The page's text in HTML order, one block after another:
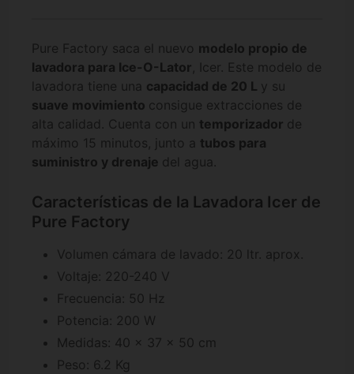
Pure Factory saca el nuevo modelo propio de
lavadora para Ice-O-Lator, Icer. Este modelo de
lavadora tiene una capacidad de 20 L y su
suave movimiento consigue extracciones de
alta calidad. Cuenta con un temporizador de
máximo 15 minutos, junto a tubos para
suministro y drenaje del agua.
Características de la Lavadora Icer de
Pure Factory
Volumen cámara de lavado: 20 ltr. aprox.
Voltaje: 220-240 V
Frecuencia: 50 Hz
Potencia: 200 W
Medidas: 40 x 37 x 50 cm
Peso: 6.2 Kg